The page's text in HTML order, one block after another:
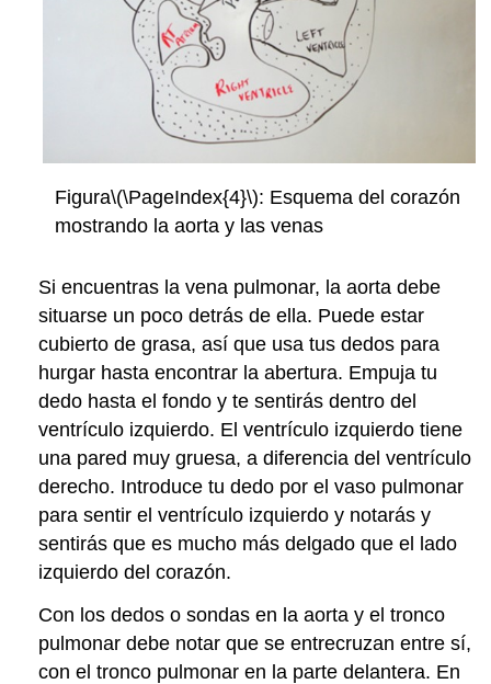
Figura\(\PageIndex{4}\): Esquema del corazón
mostrando la aorta y las venas
Si encuentras la vena pulmonar, la aorta debe
situarse un poco detrás de ella. Puede estar
cubierto de grasa, así que usa tus dedos para
hurgar hasta encontrar la abertura. Empuja tu
dedo hasta el fondo y te sentirás dentro del
ventrículo izquierdo. El ventrículo izquierdo tiene
una pared muy gruesa, a diferencia del ventrículo
derecho. Introduce tu dedo por el vaso pulmonar
para sentir el ventrículo izquierdo y notarás y
sentirás que es mucho más delgado que el lado
izquierdo del corazón.
Con los dedos o sondas en la aorta y el tronco
pulmonar debe notar que se entrecruzan entre sí,
con el tronco pulmonar en la parte delantera. En